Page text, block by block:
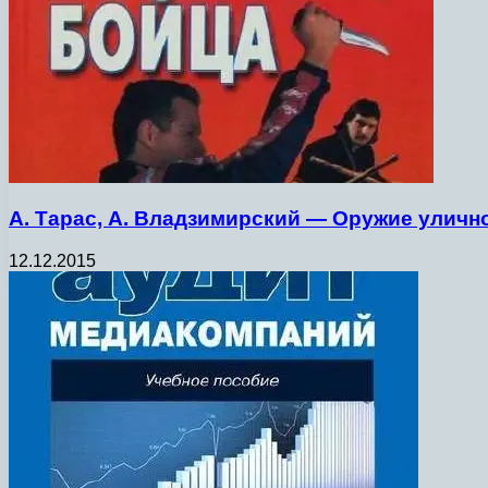
А. Тарас, А. Владзимирский — Оружие
12.12.2015